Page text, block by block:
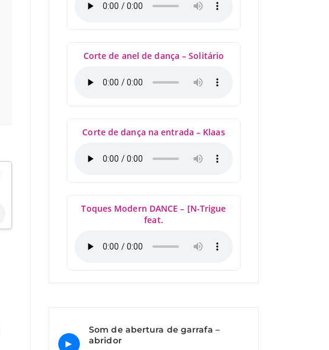
Corte de anel de dança – Solitário
Corte de dança na entrada – Klaas
Toques Modern DANCE – [N-Trigue
feat.
▶
Som de abertura de garrafa –
abridor